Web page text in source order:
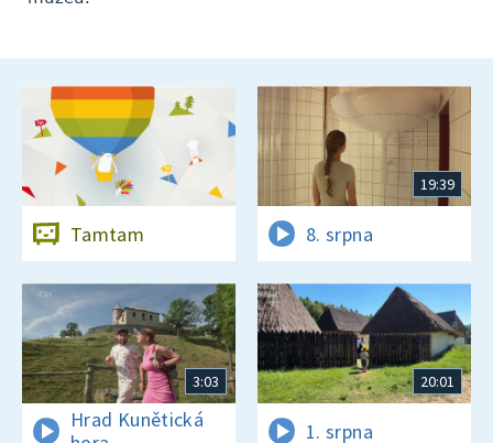
Tamtam
19:39
8. srpna
3:03
Hrad Kunětická
20:01
1. srpna